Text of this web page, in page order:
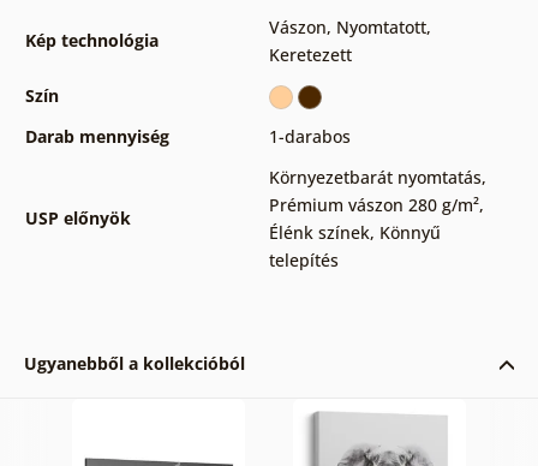
Kép technológia
Vászon, Nyomtatott,
Keretezett
Szín
Darab mennyiség
1-darabos
USP előnyök
Környezetbarát nyomtatás,
Prémium vászon 280 g/m²,
Élénk színek, Könnyű
telepítés
Ugyanebből a kollekcióból